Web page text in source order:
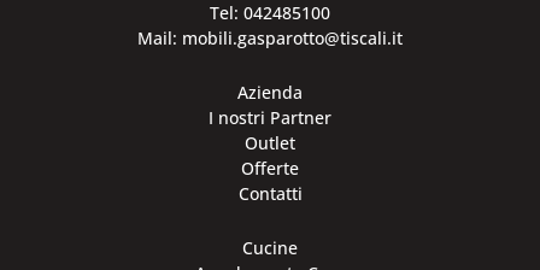
Tel: 042485100
Mail: mobili.gasparotto@tiscali.it
Azienda
I nostri Partner
Outlet
Offerte
Contatti
Cucine